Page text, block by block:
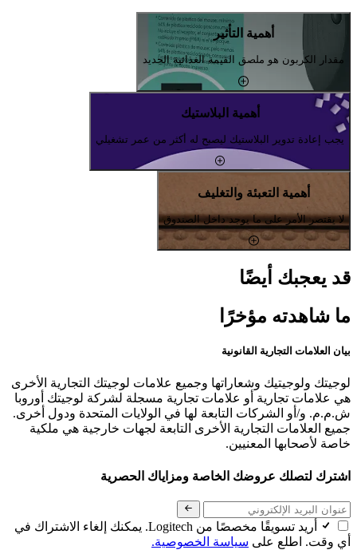
أهمية التأثير
مقدار الكربون هو ملصق القيمة الغذائية الجديد
أهمية البلاستيك
يجب إعادة تدوير البلاستيك ليصبح له أكثر من عمر تشغيلي
أهمية التعبئة والتغليف
لا يقتصر الأمر على ما يوجد داخل الصندوق
قد يعجبك أيضًا
ما شاهدته مؤخرًا
بيان العلامات التجارية القانونية
لوجيتك ولوجيتيك وشعاراتها وجميع علامات لوجيتك التجارية الأخرى
هي علامات تجارية أو علامات تجارية مسجلة لشركة لوجيتك أوروبا
ش.م.م. و/أو الشركات التابعة لها في الولايات المتحدة ودول أخرى.
جميع العلامات التجارية الأخرى التابعة لجهات خارجية هي ملكية
خاصة لأصحابها المعنيين.
اشترك لتصلك عروضك الخاصة ومزاياك الحصرية
أريد تسويقًا مخصصًا من Logitech. يمكنك إلغاء الاشتراك في
أي وقت. اطلع على سياسة الخصوصية.